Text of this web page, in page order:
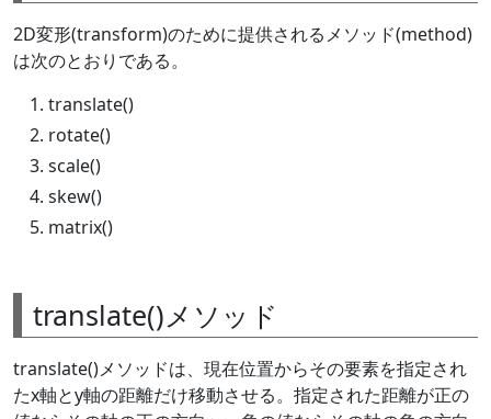
2D変形(transform)のために提供されるメソッド(method)
は次のとおりである。
translate()
rotate()
scale()
skew()
matrix()
translate()メソッド
translate()メソッドは、現在位置からその要素を指定され
たx軸とy軸の距離だけ移動させる。指定された距離が正の